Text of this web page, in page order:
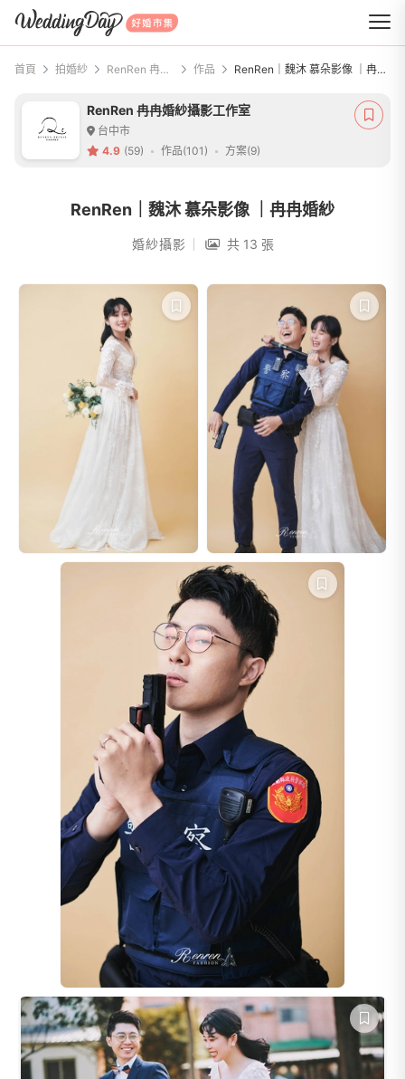
WeddingDay 好婚市集
首頁 拍婚紗 RenRen 冉冉婚紗攝影工作室 作品 RenRen｜魏沐 慕朵影像 ｜冉冉婚紗
RenRen 冉冉婚紗攝影工作室
台中市
4.9 (59) 作品(101) 方案(9)
RenRen｜魏沐 慕朵影像 ｜冉冉婚紗
婚紗攝影 共 13 張